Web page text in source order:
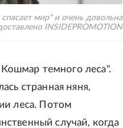
мир" и очень довольна
INSIDEPROMOTION
темного леса".
странная няня,
леса. Потом
случай, когда